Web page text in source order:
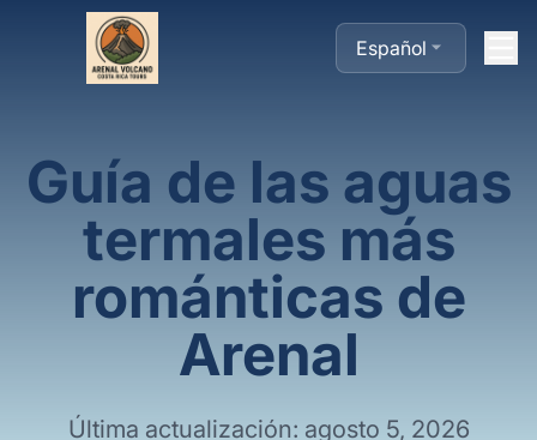
Español
Guía de las aguas
termales más
románticas de
Arenal
Última actualización: agosto 5, 2026